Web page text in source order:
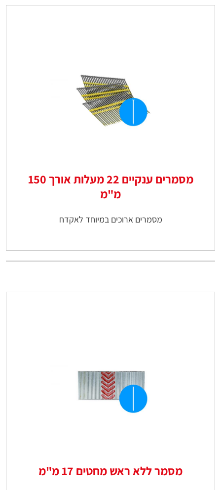
מסמרים ענקיים 22 מעלות אורך 150
מ"מ
מסמרים ארוכים במיוחד לאקדח
מסמר ללא ראש מחטים 17 מ"מ